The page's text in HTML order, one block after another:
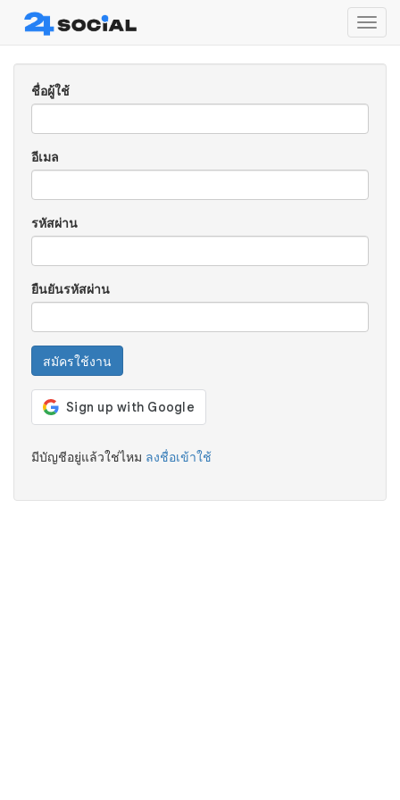
ชื่อผู้ใช้
อีเมล
รหัสผ่าน
ยืนยันรหัสผ่าน
สมัครใช้งาน
มีบัญชีอยู่แล้วใช่ไหม ลงชื่อเข้าใช้